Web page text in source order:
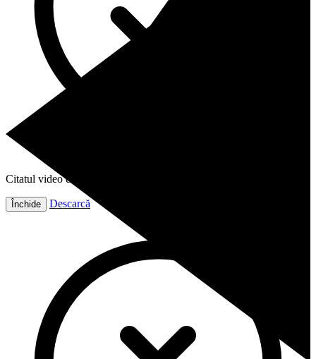
Citatul video este gata!
Închide Descarcă